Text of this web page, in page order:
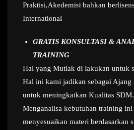
Praktisi,Akedemisi bahkan
International
GRATIS KONSULTASI &
TRAINING
Hal yang Mutlak di lakukan untuk
Hal ini kami jadikan sebagai Ajang
untuk meningkatkan Kualitas
Menganalisa kebutuhan training
menyesuaikan materi berdasarkan